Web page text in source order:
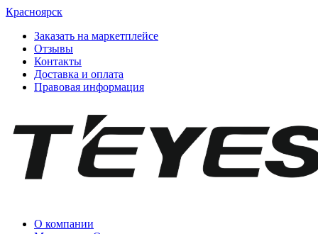
Красноярск
Заказать на маркетплейсе
Отзывы
Контакты
Доставка и оплата
Правовая информация
О компании